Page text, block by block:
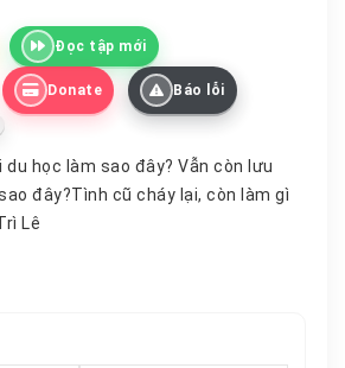
Đọc tập mới
Donate Báo lỗi
du học làm sao đây? Vẫn còn lưu
đây?Tình cũ cháy lại, còn làm gì
Lê